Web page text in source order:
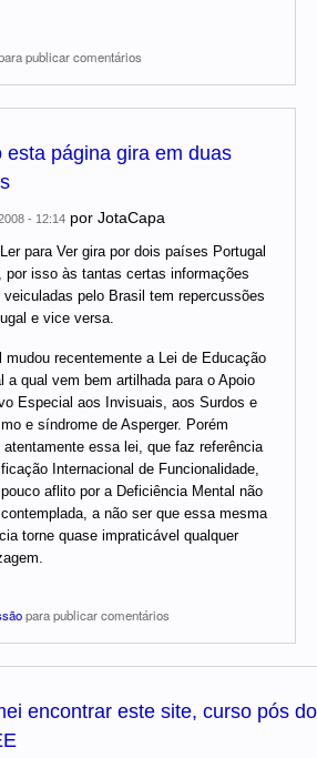
publicar comentários
esta página gira em duas
- 12:14 por JotaCapa
para Ver gira por dois países Portugal
por isso às tantas certas informações
veiculadas pelo Brasil tem repercussões
e vice versa.
mudou recentemente a Lei de Educação
a qual vem bem artilhada para o Apoio
Especial aos Invisuais, aos Surdos e
e síndrome de Asperger. Porém
atentamente essa lei, que faz referência
Internacional de Funcionalidade,
aflito por a Deficiência Mental não
a não ser que essa mesma
torne quase impraticável qualquer
para publicar comentários
encontrar este site, curso pós do